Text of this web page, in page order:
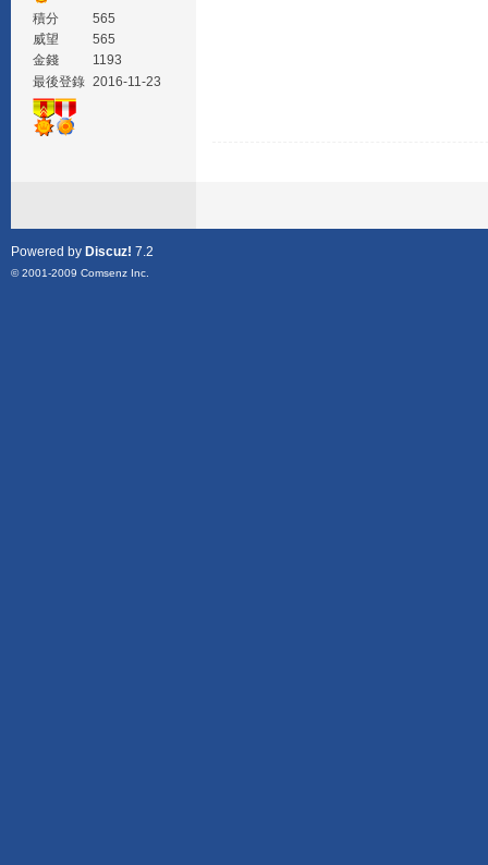
積分
565
威望
565
金錢
1193
最後登錄 2016-11-23
Powered by Discuz! 7.2
© 2001-2009 Comsenz Inc.